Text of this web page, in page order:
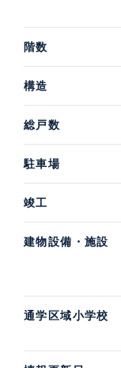
階数
構造
総戸数
駐車場
竣工
建物設備・施設
通学区域小学校